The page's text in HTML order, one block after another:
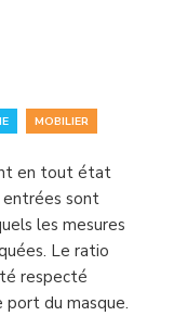
MOBILIER
en tout état
entrées sont
les mesures
Le ratio
respecté
port du masque.